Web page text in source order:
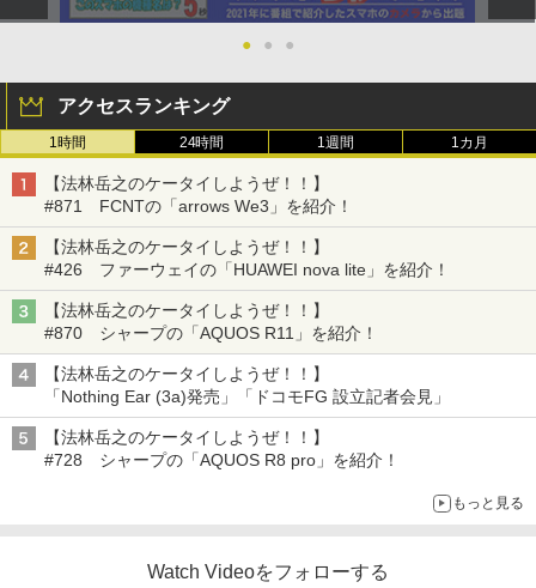
● ● ●
アクセスランキング
1時間 24時間 1週間 1カ月
【法林岳之のケータイしようぜ！！】
#871 FCNTの「arrows We3」を紹介！
【法林岳之のケータイしようぜ！！】
#426 ファーウェイの「HUAWEI nova lite」を紹介！
【法林岳之のケータイしようぜ！！】
#870 シャープの「AQUOS R11」を紹介！
【法林岳之のケータイしようぜ！！】
「Nothing Ear (3a)発売」「ドコモFG 設立記者会見」
【法林岳之のケータイしようぜ！！】
#728 シャープの「AQUOS R8 pro」を紹介！
もっと見る
Watch Videoをフォローする